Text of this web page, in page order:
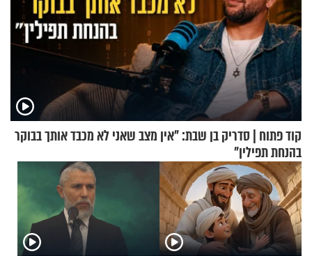
קוד פתוח | סדריק בן שבת: "אין מצב שאני לא מכבד אותך בבוקר
בהנחת תפילין"